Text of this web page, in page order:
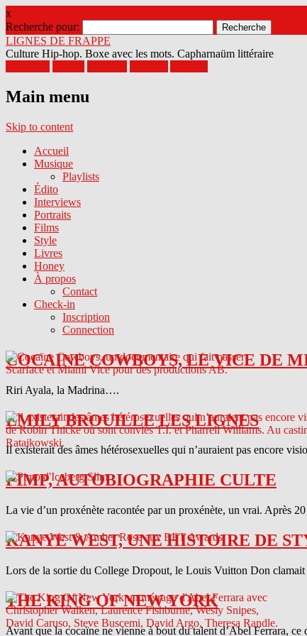
x
Recherche pour:
LIGNES DE FRAPPE
Culture Hip-hop. Boxe avec les mots. Capharnaüm littéraire
Main menu
Skip to content
Accueil
Musique
Playlists
Édito
Interviews
Portraits
Films
Style
Livres
Honey
À propos
Contact
Check-in
Inscription
Connection
COCAINE COWBOYS, LE VICE DE
Riri Ayala, la Madrina….
EMILY BROUILLE LES LIGNES
Il existerait des âmes hétérosexuelles qui n’auraient pas encore
PIMP, AUTOBIOGRAPHIE CULTE
La vie d’un proxénète racontée par un proxénète, un vrai. Après
KANYE WEST, UNE HISTOIRE DE
Lors de la sortie du College Dropout, le Louis Vuitton Don clamait
THE KING OF NEW YORK
Avant que la cocaïne ne vienne à bout du talent d’Abel Ferrara,